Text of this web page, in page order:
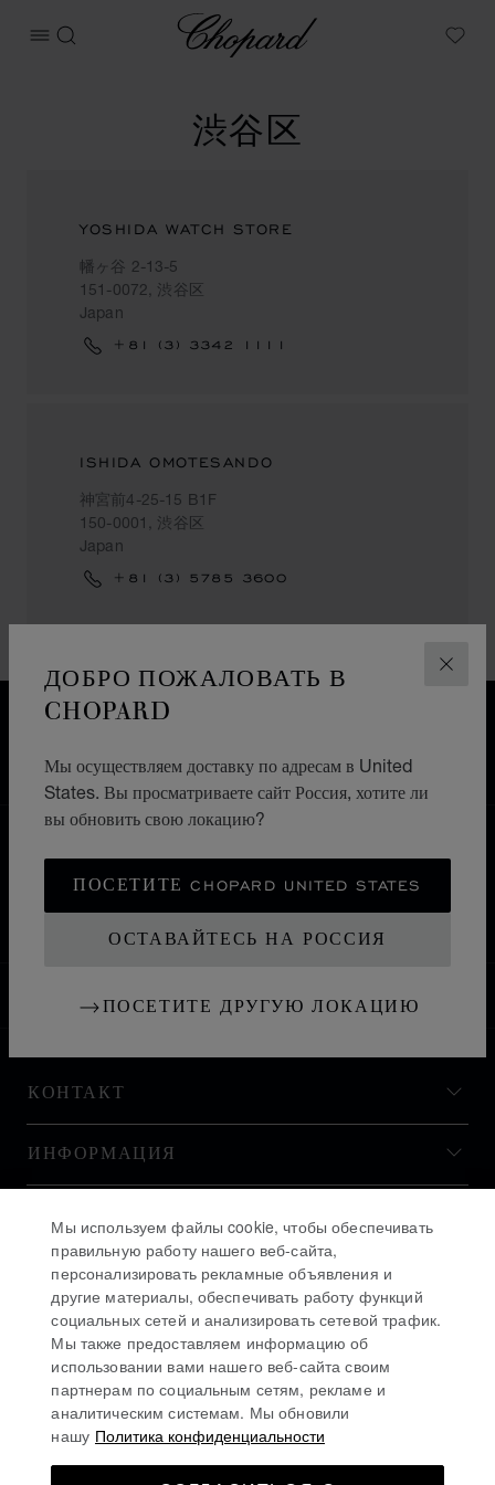
ДОБРО ПОЖАЛОВАТЬ В
CHOPARD
Мы осуществляем доставку по адресам в United
States. Вы просматриваете сайт Россия, хотите ли
вы обновить свою локацию?
ПОСЕТИТЕ CHOPARD UNITED STATES
ОСТАВАЙТЕСЬ НА РОССИЯ
ПОСЕТИТЕ ДРУГУЮ ЛОКАЦИЮ
ОТКРЫТЬ МЕНЮ
ПОИСК
Chopard
My
渋谷区
YOSHIDA WATCH STORE
幡ヶ谷 2-13-5
151-0072, 渋谷区
Japan
+81 (3) 3342 1111
ISHIDA OMOTESANDO
神宮前4-25-15 B1F
150-0001, 渋谷区
Japan
+81 (3) 5785 3600
БЕСПЛАТНАЯ ДОСТАВКА
ВОЗВРАТ И ОБМЕН
ВСЕ БУТИКИ АЗИЯ И ОКЕАНИЯ ЯПОНИЯ
渋谷区
ЛОКАЛИЗАЦИЯ (ИЗМЕНИТЬ СТРАНУ)
ИЗМЕНИТЬ СТРАНУ
КОНТАКТ
ИНФОРМАЦИЯ
ОСТАВАЙТЕСЬ В КУРСЕ
Мы используем файлы cookie, чтобы обеспечивать
правильную работу нашего веб-сайта,
персонализировать рекламные объявления и
другие материалы, обеспечивать работу функций
социальных сетей и анализировать сетевой трафик.
Мы также предоставляем информацию об
использовании вами нашего веб-сайта своим
партнерам по социальным сетям, рекламе и
аналитическим системам. Мы обновили
нашу Политика конфиденциальности